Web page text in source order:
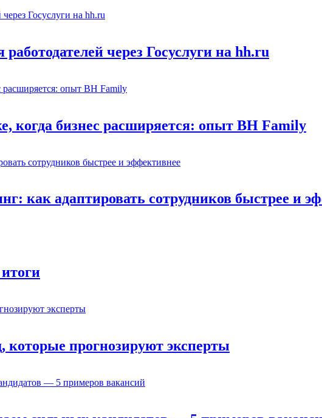
через Госуслуги на hh.ru
когда бизнес расширяется: опыт BH Family
как адаптировать сотрудников быстрее и
которые прогнозируют эксперты